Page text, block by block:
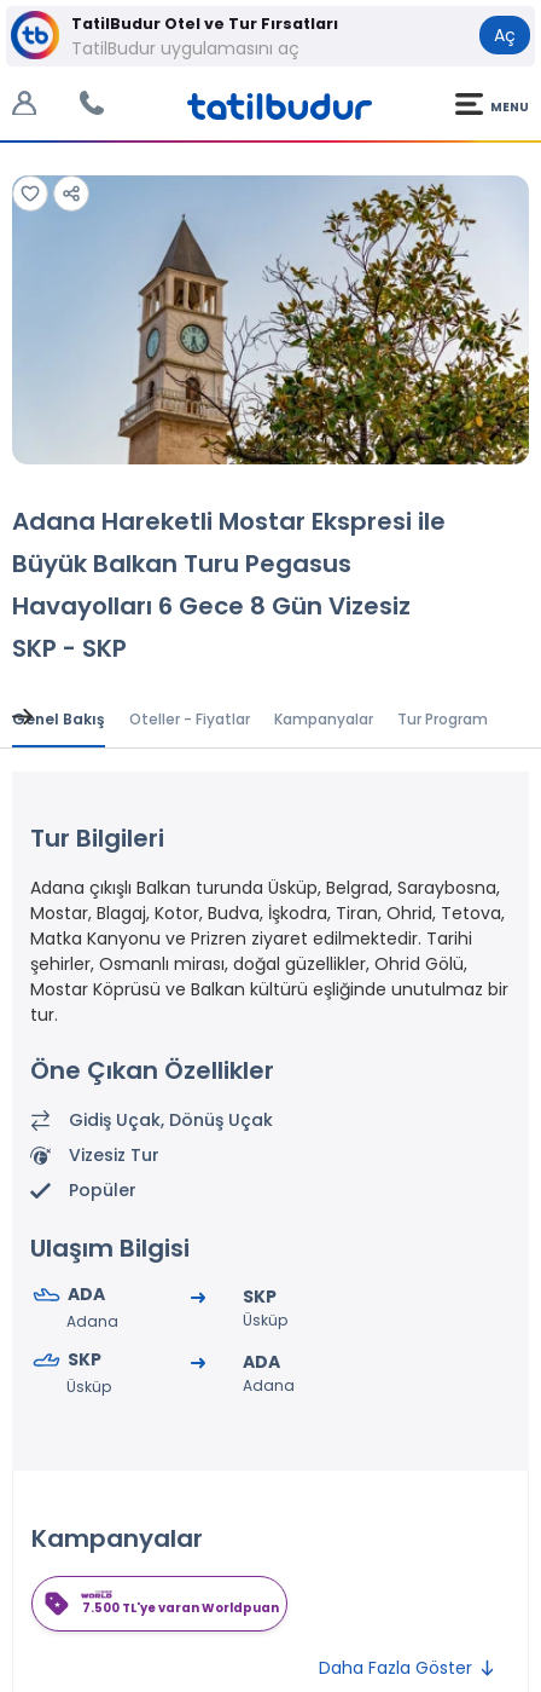
TatilBudur Otel ve Tur Fırsatları
TatilBudur uygulamasını aç
Aç
MENU
Tüm Fotoğraflar
Adana Hareketli Mostar Ekspresi ile
Büyük Balkan Turu Pegasus
Havayolları 6 Gece 8 Gün Vizesiz
SKP - SKP
Genel Bakış Oteller - Fiyatlar Kampanyalar Tur Programı
Tur Bilgileri
Adana çıkışlı Balkan turunda Üsküp, Belgrad, Saraybosna,
Mostar, Blagaj, Kotor, Budva, İşkodra, Tiran, Ohrid, Tetova,
Matka Kanyonu ve Prizren ziyaret edilmektedir. Tarihi
şehirler, Osmanlı mirası, doğal güzellikler, Ohrid Gölü,
Mostar Köprüsü ve Balkan kültürü eşliğinde unutulmaz bir
tur.
Öne Çıkan Özellikler
Gidiş Uçak, Dönüş Uçak
Vizesiz Tur
Popüler
Ulaşım Bilgisi
ADA
Adana
SKP
Üsküp
SKP
Üsküp
ADA
Adana
Kampanyalar
7.500 TL'ye varan Worldpuan
Daha Fazla Göster